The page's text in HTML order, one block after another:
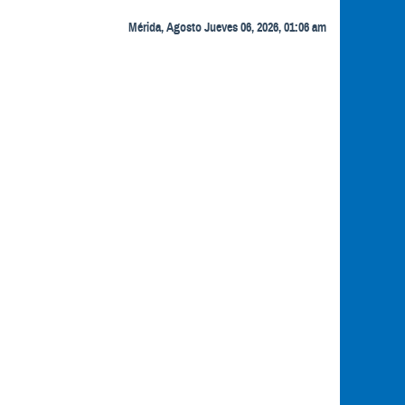
Mérida, Agosto Jueves 06, 2026, 01:06 am